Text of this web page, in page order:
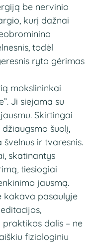
be nervinio
kurį dažnai
todėl
ryto gėrimas
mokslininkai
Ji siejama su
Skirtingai
džiaugsmo šuolį,
švelnus ir tvaresnis.
skatinantys
tiesiogiai
jausmą.
kakava pasaulyje
praktikos dalis – ne
aiškiu fiziologiniu